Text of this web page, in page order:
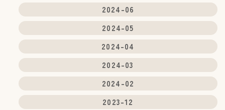
2024-06
2024-05
2024-04
2024-03
2024-02
2023-12